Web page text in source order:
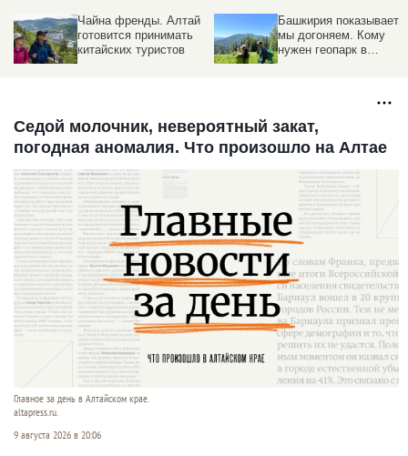
Чайна френды. Алтай
готовится принимать
китайских туристов
Башкирия показывает –
мы догоняем. Кому
нужен геопарк в
Седой молочник, невероятный закат,
погодная аномалия. Что произошло на Алтае
Главное за день в Алтайском крае.
altapress.ru.
9 августа 2026 в 20:06